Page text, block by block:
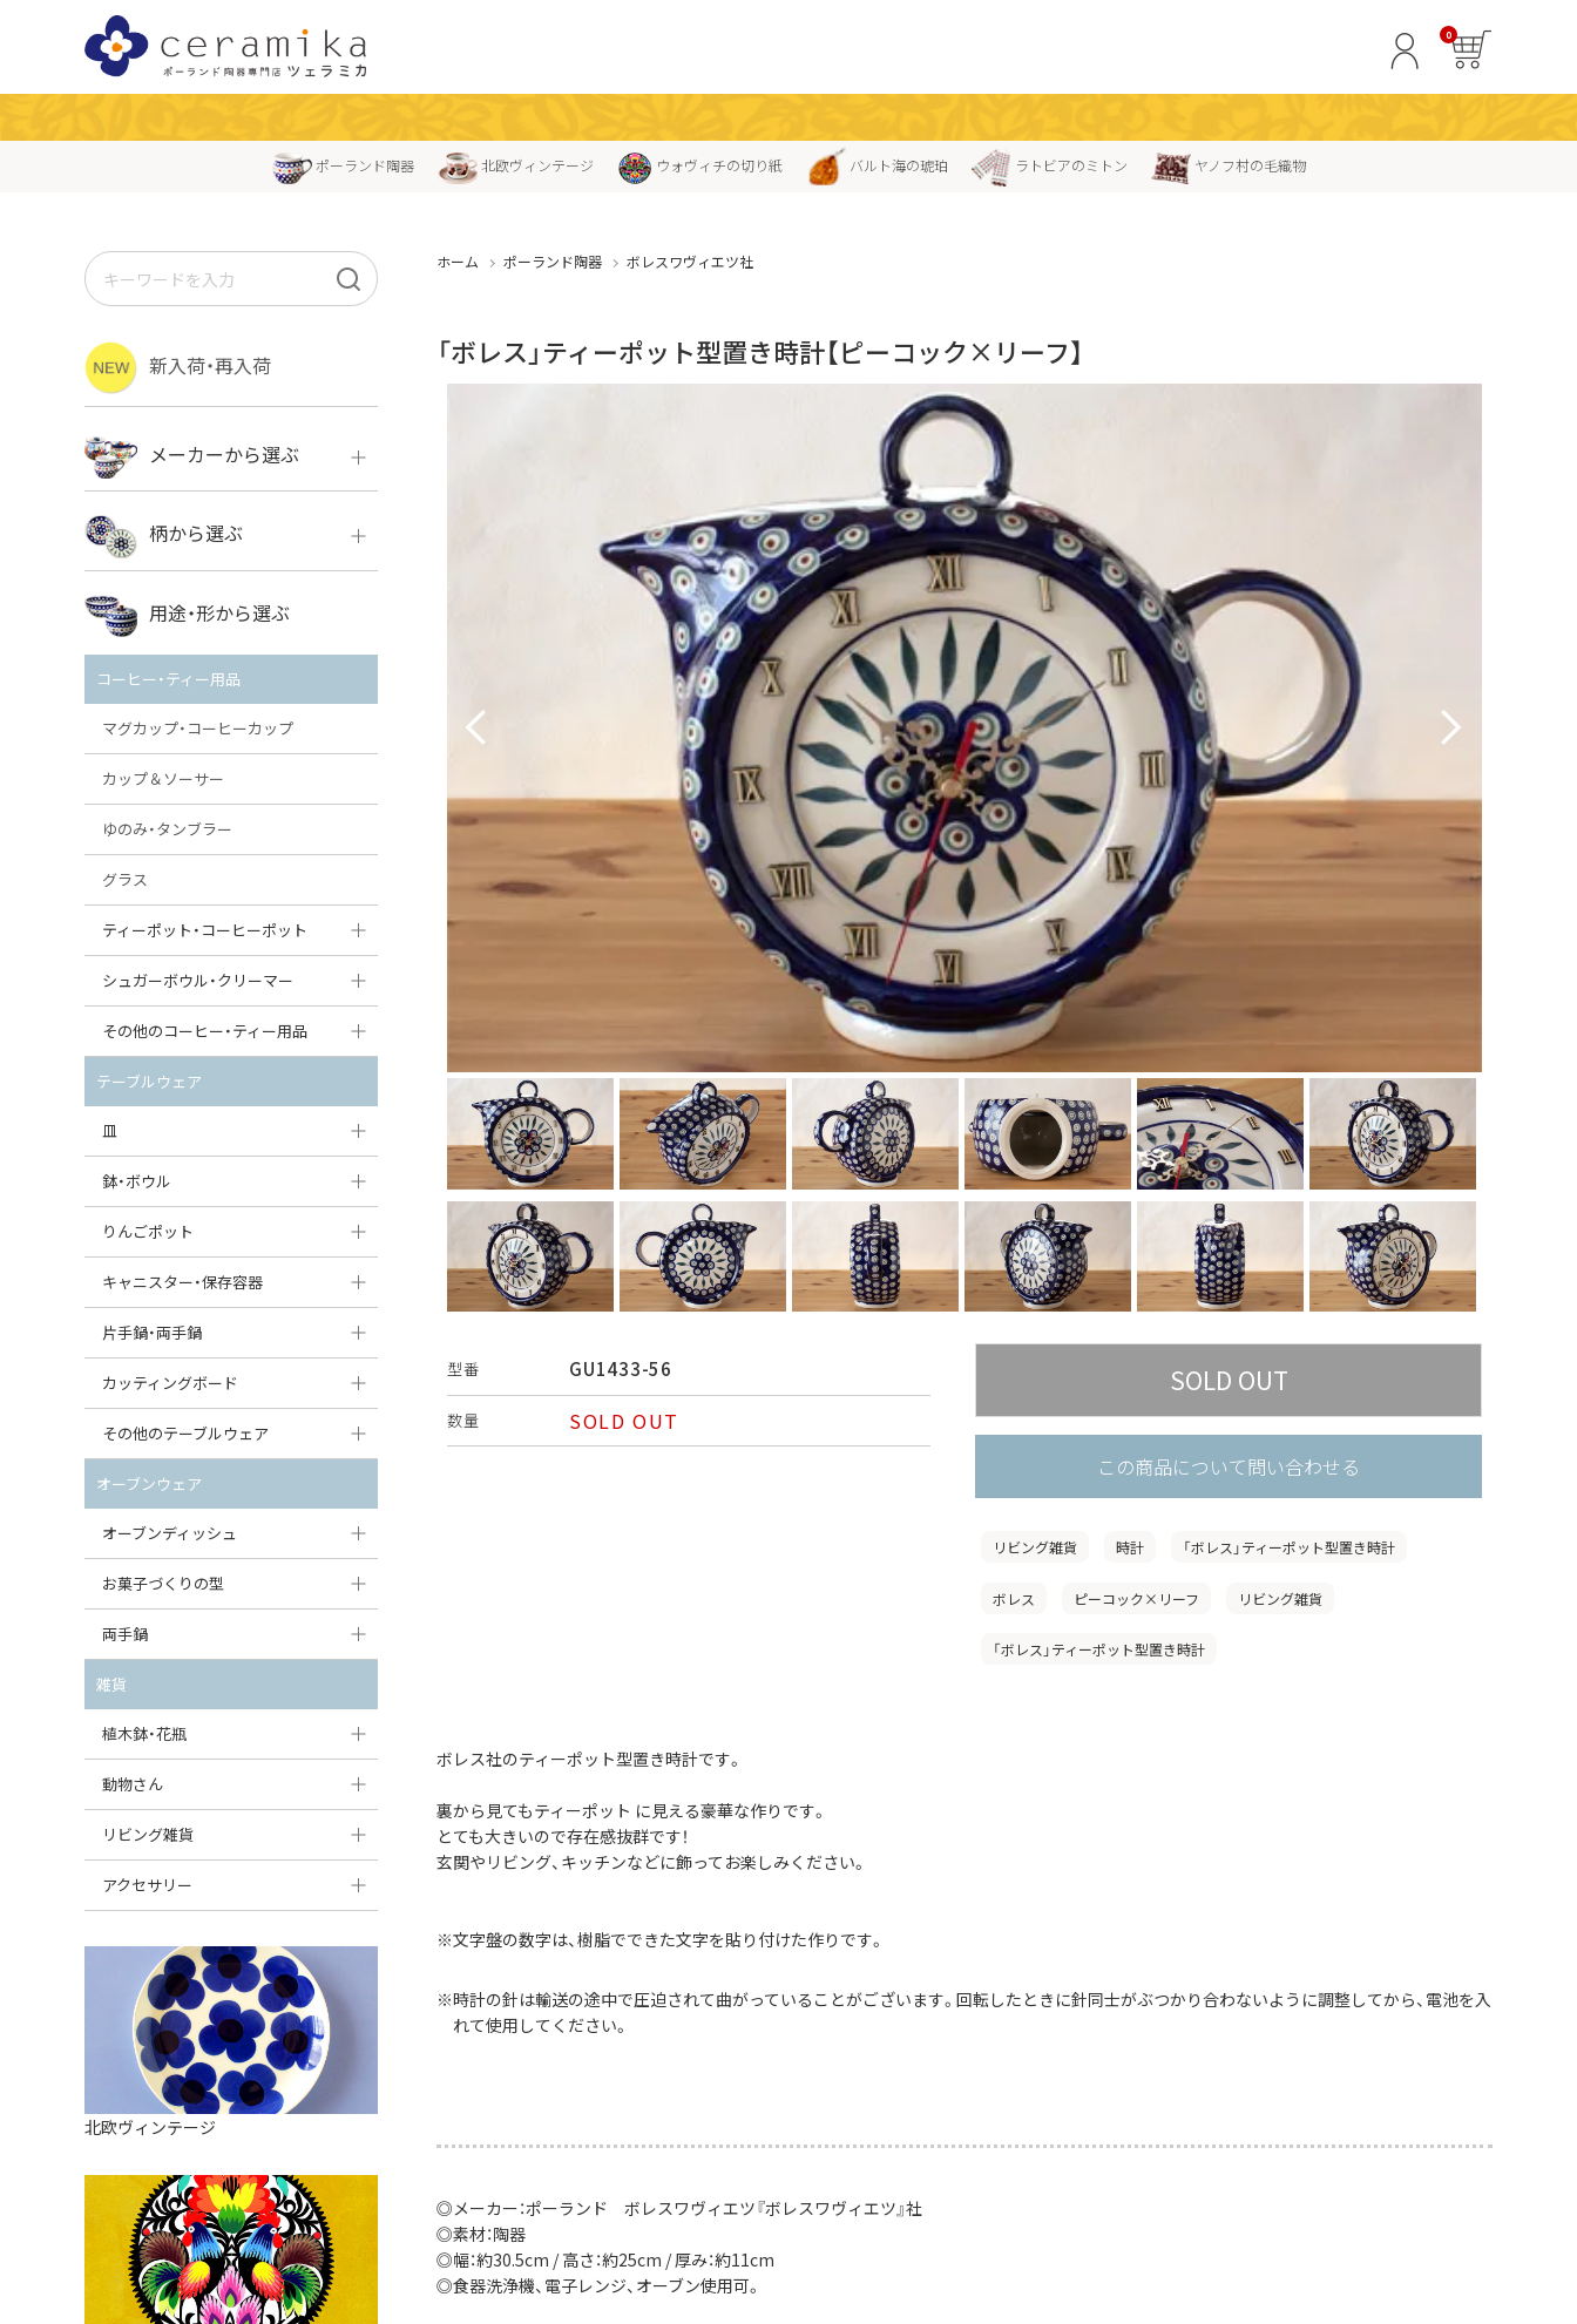
0
ポーランド陶器 北欧ヴィンテージ ウォヴィチの切り紙 バルト海の琥珀 ラトビアのミトン ヤノフ村の毛織物
ホーム ポーランド陶器 ボレスワヴィエツ社
「ボレス」ティーポット型置き時計【ピーコック×リーフ】
型番 GU1433-56
数量
SOLD OUT
この商品について問い合わせる
リビング雑貨 時計 「ボレス」ティーポット型置き時計
ボレス ピーコック×リーフ リビング雑貨
「ボレス」ティーポット型置き時計
ボレス社のティーポット型置き時計です。
裏から見てもティーポット に見える豪華な作りです。
とても大きいので存在感抜群です！
玄関やリビング、キッチンなどに飾ってお楽しみください。
※文字盤の数字は、樹脂でできた文字を貼り付けた作りです。
※時計の針は輸送の途中で圧迫されて曲がっていることがございます。回転したときに針同士がぶつかり合わないように調整してから、電池を入
れて使用してください。
◎メーカー：ポーランド ボレスワヴィエツ『ボレスワヴィエツ』社
◎素材：陶器
◎幅：約30.5cm / 高さ：約25cm / 厚み：約11cm
◎食器洗浄機、電子レンジ、オーブン使用可。
新入荷・再入荷
メーカーから選ぶ
ボレス
VENA
ミレナ
柄から選ぶ
ボレス
用途・形から選ぶ
コーヒー・ティー用品
マグカップ・コーヒーカップ
カップ＆ソーサー
ゆのみ・タンブラー
グラス
ティーポット・コーヒーポット
ティーポット
コーヒーポット
シュガーボウル・クリーマー
シュガーボウル
クリーマー
その他のコーヒー・ティー用品
ポットウォーマー
ピッチャー
コーヒードリッパー
すべて見る
テーブルウェア
皿
大皿（24cm〜）
中皿（18〜24cm）
丸皿
スープ皿
ダルマプレート
たまご型プレート
ハート型プレート
変形プレート
分割ディッシュ
すべて見る
鉢・ボウル
大鉢（21cm〜）
中鉢（16〜21cm）
丸鉢・どんぶり・ボウル
茶碗
オーバルボウル
ハートボウル
葉っぱ型ボウル
りんご型ボウル
いちご型ボウル
星型ボウル
スープカップ
そば猪口・フリーカップ
ココット
薬味入れ
ミキシングボウル
すべて見る
りんごポット
りんごポット
りんごポット小
キャニスター・保存容器
キャニスター
つぼ
ガーリックポット
オニオンキャニスター
ガーリックキャニスター
チーズケース
バターディッシュ
六角形ポット
ボトル
すべて見る
片手鍋・両手鍋
ソースパン（片手鍋）
スープチュリーン
カッティングボード
角型カッティングボード
丸型カッティングボード
すべて見る
その他のテーブルウェア
調味料入れ
グレイヴィーボート
エッグカップ
ケーキスタンド
カトラリー
はしおき・カトラリーレスト
オーブンウェア
オーブンディッシュ
大型（24cm〜）
中型（18〜24cm）
スクエアオーブンディッシュ
オーバルオーブンディッシュ
すべて見る
お菓子づくりの型
パウンド型
マフィン型
すべて見る
両手鍋
チュリーン
キャセロール
すべて見る
雑貨
植木鉢・花瓶
植木鉢
花瓶
動物さん
フィギュア・置物
貯金箱
オーナメント
クリーマー
リビング雑貨
スツール
バス・洗面用品
家具小物
小物入れ
アロマポット
バスケット
装飾用タイル・プレート
ミニチュア
アクセサリー
ペンダントトップ
すべて見る
北欧ヴィンテージ